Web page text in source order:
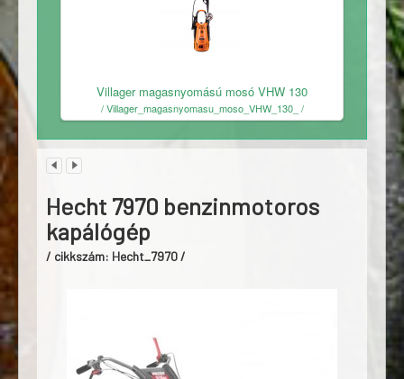
Villager magasnyomású mosó VHW 130
/ Villager_magasnyomasu_moso_VHW_130_ /
Hecht 7970 benzinmotoros
kapálógép
/ cikkszám: Hecht_7970 /